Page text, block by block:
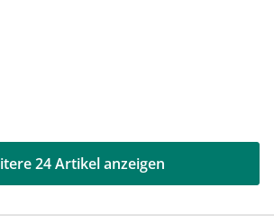
24 Artikel anzeigen